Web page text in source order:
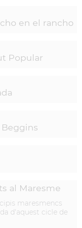
en el rancho
Popular
Beggins
al Maresme
maresmencs
d'aquest cicle de